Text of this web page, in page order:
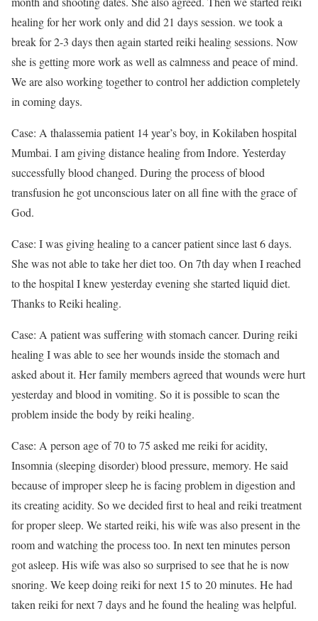
healing for her work only and did 21 days session. we took a
break for 2-3 days then again started reiki healing sessions. Now
she is getting more work as well as calmness and peace of mind.
We are also working together to control her addiction completely
in coming days.
Case: A thalassemia patient 14 year’s boy, in Kokilaben hospital
Mumbai. I am giving distance healing from Indore. Yesterday
successfully blood changed. During the process of blood
transfusion he got unconscious later on all fine with the grace of
God.
Case: I was giving healing to a cancer patient since last 6 days.
She was not able to take her diet too. On 7th day when I reached
to the hospital I knew yesterday evening she started liquid diet.
Thanks to Reiki healing.
Case: A patient was suffering with stomach cancer. During reiki
healing I was able to see her wounds inside the stomach and
asked about it. Her family members agreed that wounds were hurt
yesterday and blood in vomiting. So it is possible to scan the
problem inside the body by reiki healing.
Case: A person age of 70 to 75 asked me reiki for acidity,
Insomnia (sleeping disorder) blood pressure, memory. He said
because of improper sleep he is facing problem in digestion and
its creating acidity. So we decided first to heal and reiki treatment
for proper sleep. We started reiki, his wife was also present in the
room and watching the process too. In next ten minutes person
got asleep. His wife was also so surprised to see that he is now
snoring. We keep doing reiki for next 15 to 20 minutes. He had
taken reiki for next 7 days and he found the healing was helpful.